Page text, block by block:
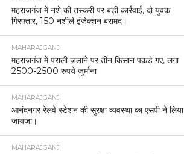
महराजगंज में नशे की तस्करी पर बड़ी कार्रवाई, दो युवक
गिरफ्तार, 150 नशीले इंजेक्शन बरामद।
MAHARAJGANJ
महराजगंज में पराली जलाने पर तीन किसान पकड़े गए, लगा
2500-2500 रुपये जुर्माना
MAHARAJGANJ
आनंदनगर रेलवे स्टेशन की सुरक्षा व्यवस्था का एसपी ने लिया
जायजा।
MAHARAJGANJ